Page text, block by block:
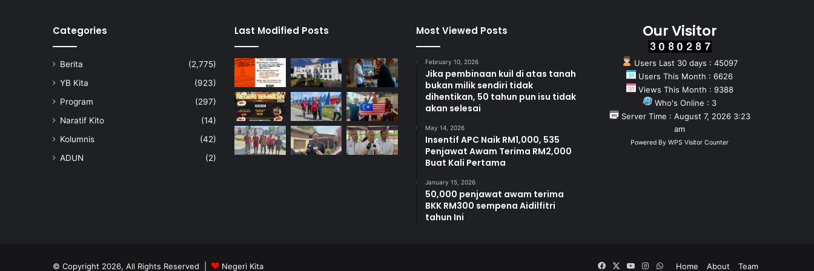
e
u
m
a
h
M
1
J
a
n
L
a
b
u
t
e
Categories
Berita
(2,775)
YB Kita
(923)
Program
(297)
Naratif Kito
(14)
Kolumnis
(42)
ADUN
(2)
Last Modified Posts Most Viewed Posts
February 10, 2026
Jika pembinaan kuil di atas tanah
bukan milik sendiri tidak
dihentikan, 50 tahun pun isu tidak
akan selesai
May 14, 2026
Insentif APC Naik RM1,000, 535
Penjawat Awam Terima RM2,000
Buat Kali Pertama
January 15, 2026
50,000 penjawat awam terima
BKK RM300 sempena Aidilfitri
tahun Ini
Our Visitor
Users Last 30 days : 45097
Users This Month : 6626
Views This Month : 9388
Who's Online : 3
Server Time : August 7, 2026 3:23
am
Powered By WPS Visitor Counter
© Copyright 2026, All Rights Reserved | Negeri Kita Home About Team
FacebookYouTubeInstagram
WhatsApp